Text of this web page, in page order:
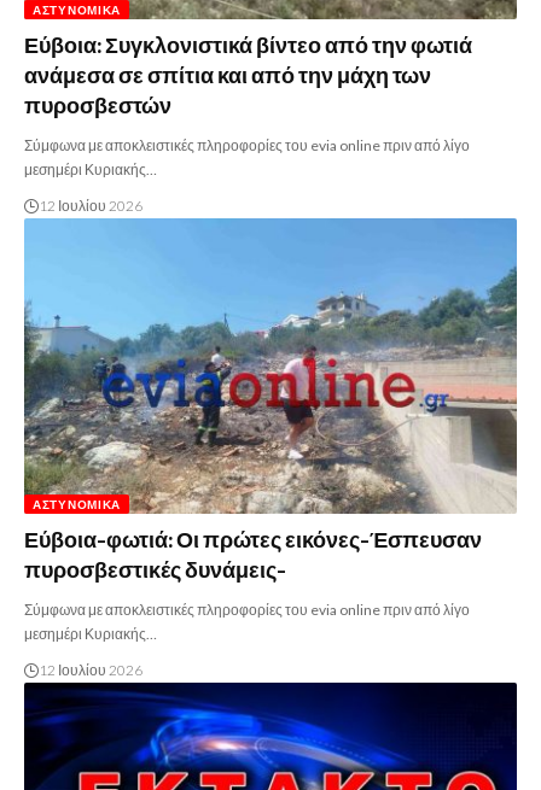
ΑΣΤΥΝΟΜΙΚΆ
Εύβοια: Συγκλονιστικά βίντεο από την φωτιά
ανάμεσα σε σπίτια και από την μάχη των
πυροσβεστών
Σύμφωνα με αποκλειστικές πληροφορίες του evia online πριν από λίγο
μεσημέρι Κυριακής…
12 Ιουλίου 2026
ΑΣΤΥΝΟΜΙΚΆ
Εύβοια-φωτιά: Οι πρώτες εικόνες-Έσπευσαν
πυροσβεστικές δυνάμεις-
Σύμφωνα με αποκλειστικές πληροφορίες του evia online πριν από λίγο
μεσημέρι Κυριακής…
12 Ιουλίου 2026